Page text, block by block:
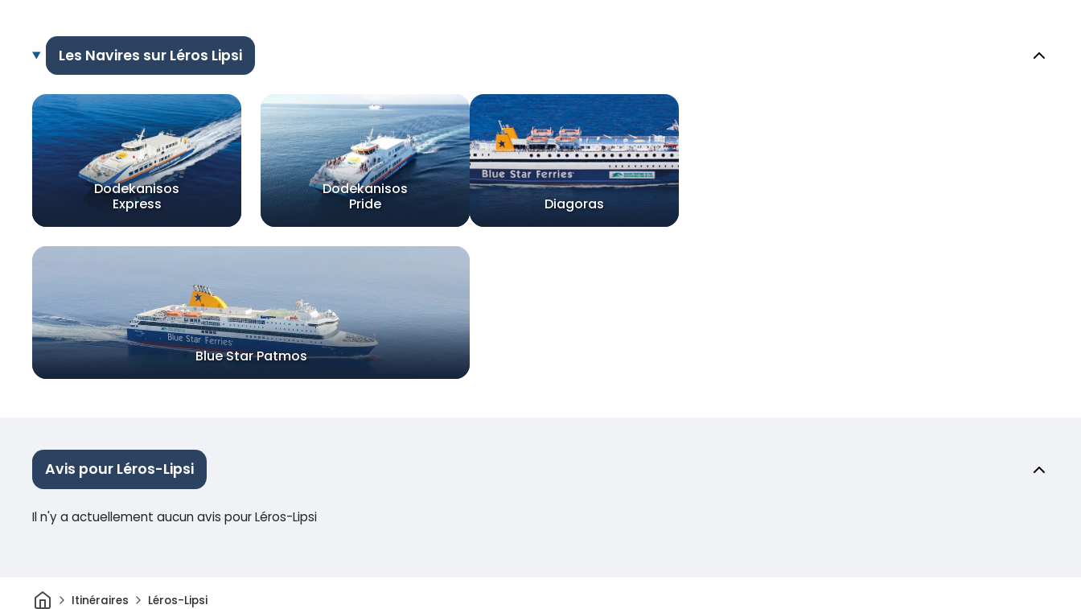
Les Navires sur Léros Lipsi
Dodekanisos
Express
Dodekanisos
Pride
Blue Star Patmos
Diagoras
Avis pour Léros-Lipsi
Il n'y a actuellement aucun avis pour Léros-Lipsi
Maison
Itinéraires Léros-Lipsi